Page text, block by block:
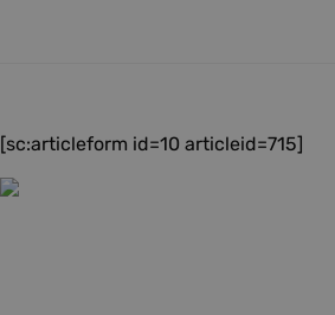
[sc:articleform id=10 articleid=715]